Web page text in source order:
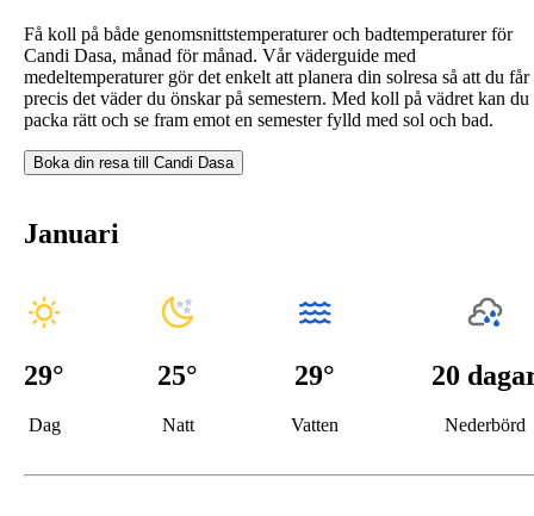
Få koll på både genomsnittstemperaturer och badtemperaturer för
Candi Dasa, månad för månad. Vår väderguide med
medeltemperaturer gör det enkelt att planera din solresa så att du får
precis det väder du önskar på semestern. Med koll på vädret kan du
packa rätt och se fram emot en semester fylld med sol och bad.
Boka din resa till Candi Dasa
Januari
29°
Dag
25°
Natt
29°
Vatten
20
Nederbörd